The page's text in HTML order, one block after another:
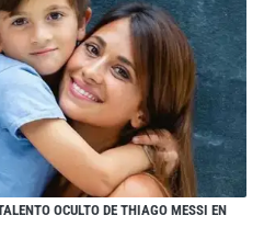
OCULTO DE THIAGO MESSI EN